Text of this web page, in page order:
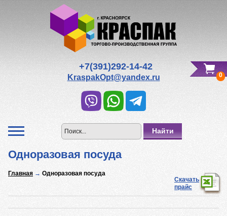
+7(391)292-14-42
KraspakOpt@yandex.ru
Редактировать Вашу корзину
Всего к оплате:0р.
0
Скачать
прайс
Одноразовая посуда
Главная → Одноразовая посуда